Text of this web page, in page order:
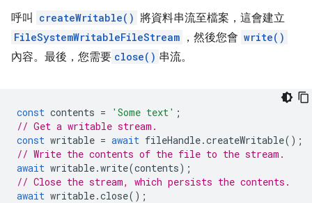
呼叫 createWritable() 將資料串流至檔案，這會建立
FileSystemWritableFileStream ，然後您會 write()
內容。最後，您需要 close() 串流。
const contents = 'Some text' ;
// Get a writable stream.
const writable = await fileHandle.createWritable();
// Write the contents of the file to the stream.
await writable.write(contents);
// Close the stream, which persists the contents.
await writable.close();